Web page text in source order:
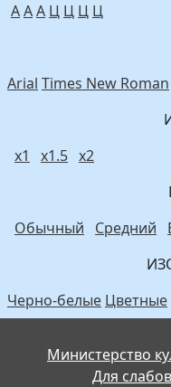
AAA Ц Ц Ц Ц
Arial Times New Roman
х1
х1.5 х2
Обычный
Средний
Черно-белые Цветные
Министерство
Для